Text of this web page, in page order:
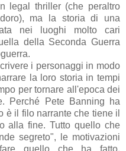
legal thriller (che peraltro
ma la storia di una
nei luoghi molto cari
della Seconda Guerra
i personaggi in modo
la loro storia in tempi
per tornare all'epoca dei
Perché Pete Banning ha
è il filo narrante che tiene il
alla fine. Tutto quello che
segreto", le motivazioni
quello che ha fatto,